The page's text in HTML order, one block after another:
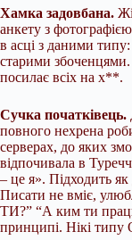
Хамка задовбана.
анкету з
в асці з даними
старими збоченцями.
посилає всіх на х**.
Сучка початківець.
повного нехрена
серверах, до яких
відпочивала в
– це я». Підходить як
Писати не вміє,
ТИ?” “А ким ти
принципі. Нікі типу